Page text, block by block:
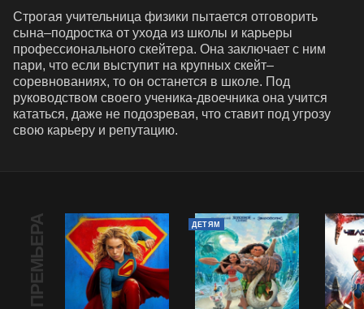
Строгая учительница физики пытается отговорить
сына–подростка от ухода из школы и карьеры
профессионального скейтера. Она заключает с ним
пари, что если выступит на крупных скейт–
соревнованиях, то он останется в школе. Под
руководством своего ученика-двоечника она учится
кататься, даже не подозревая, что ставит под угрозу
свою карьеру и репутацию.
ПРЕМЬЕРА ДЕТЯМ